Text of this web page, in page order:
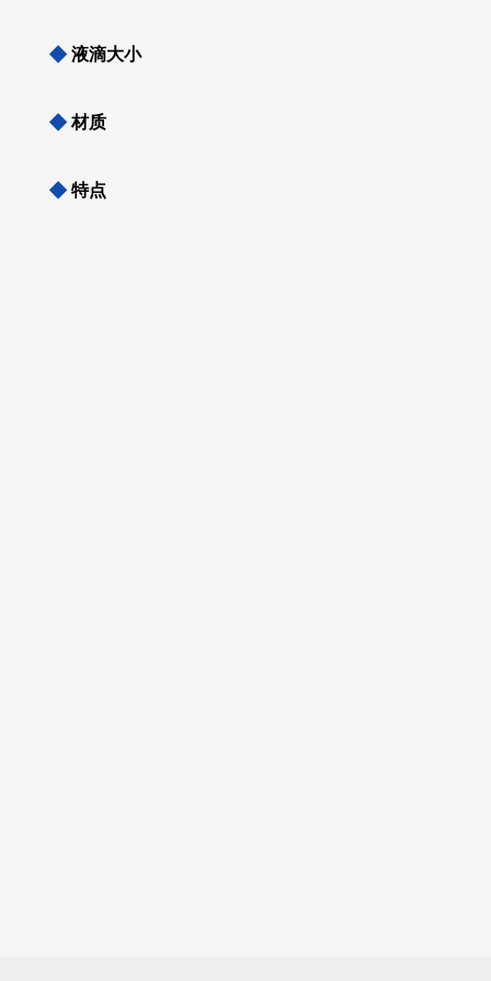
◆ 液滴大小
◆ 材质
◆ 特点